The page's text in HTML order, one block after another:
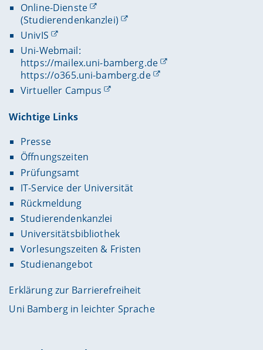
Online-Dienste
(Studierendenkanzlei)
UnivIS
Uni-Webmail:
https://mailex.uni-bamberg.de
https://o365.uni-bamberg.de
Virtueller Campus
Wichtige Links
Presse
Öffnungszeiten
Prüfungsamt
IT-Service der Universität
Rückmeldung
Studierendenkanzlei
Universitätsbibliothek
Vorlesungszeiten & Fristen
Studienangebot
Erklärung zur Barrierefreiheit
Uni Bamberg in leichter Sprache